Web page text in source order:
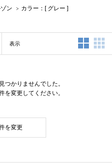
ン カラー：[ グレー ]
表示 2列表示
つかりませんでした。
を変更してください。
を変更